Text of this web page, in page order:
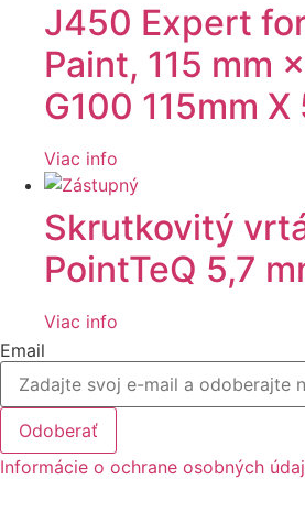
J450 Expert
Paint, 115 mm
G100 115mm
Viac info
Skrutkovitý
PointTeQ 5,7
Viac info
Email
Odoberať
Informácie o ochrane osobných